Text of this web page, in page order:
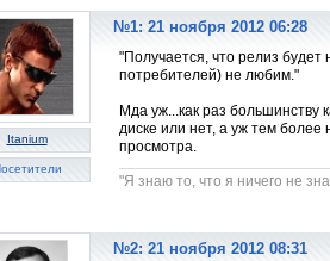
Itanium
№1: 21 ноября 2012 06:28
"Получается, что релиз
потребителей) не любим."
Мда уж...как раз большинству
диске или нет, а уж тем более
просмотра.
"Я знаю то, что я ничего не
№2: 21 ноября 2012 08:31